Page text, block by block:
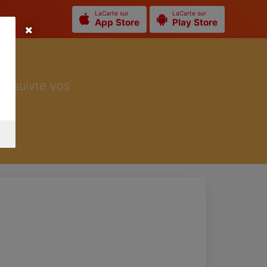
LaCarte sur
App Store
LaCarte sur
Play Store
suivre vos